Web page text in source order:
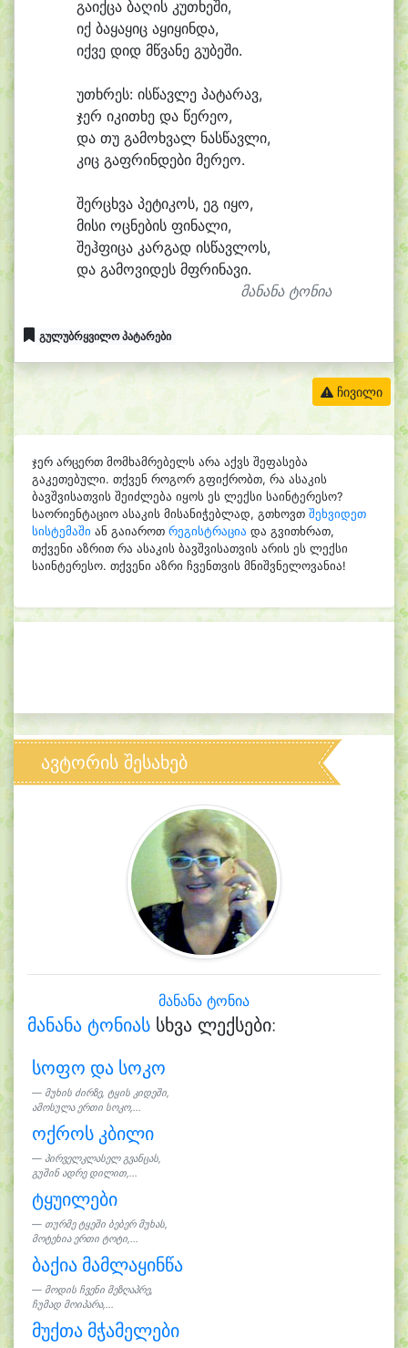
გაიქცა ბაღის კუთხეში,
იქ ბაყაყიც აყიყინდა,
იქვე დიდ მწვანე გუბეში.
უთხრეს: ისწავლე პატარავ,
ჯერ იკითხე და წერეო,
და თუ გამოხვალ ნასწავლი,
კიც გაფრინდები მერეო.
შერცხვა პეტიკოს, ეგ იყო,
მისი ოცნების ფინალი,
შეჰფიცა კარგად ისწავლოს,
და გამოვიდეს მფრინავი.
მანანა ტონია
გულუბრყვილო პატარები
ჩივილი
ჯერ არცერთ მომხამრებელს არა აქვს შეფასება
გაკეთებული. თქვენ როგორ გფიქრობთ, რა ასაკის
ბავშვისათვის შეიძლება იყოს ეს ლექსი საინტერესო?
საორიენტაციო ასაკის მისანიჭებლად, გთხოვთ შეხვიდეთ
სისტემაში ან გაიაროთ რეგისტრაცია და გვითხრათ,
თქვენი აზრით რა ასაკის ბავშვისათვის არის ეს ლექსი
საინტერესო. თქვენი აზრი ჩვენთვის მნიშვნელოვანია!
ავტორის შესახებ
მანანა ტონია
მანანა ტონიას სხვა ლექსები:
სოფო და სოკო
მუხის ძირზე, ტყის კიდეში,
ამოსულა ერთი სოკო,...
ოქროს კბილი
პირველკლასელ გვანცას,
გუშინ ადრე დილით,...
ტყუილები
თურმე ტყეში ბებერ მუხას,
მოტეხია ერთი ტოტი,...
ბაქია მამლაყინწა
მოდის ჩვენი მეზღაპრე,
ჩუმად მოიპარა,...
მუქთა მჭამელები